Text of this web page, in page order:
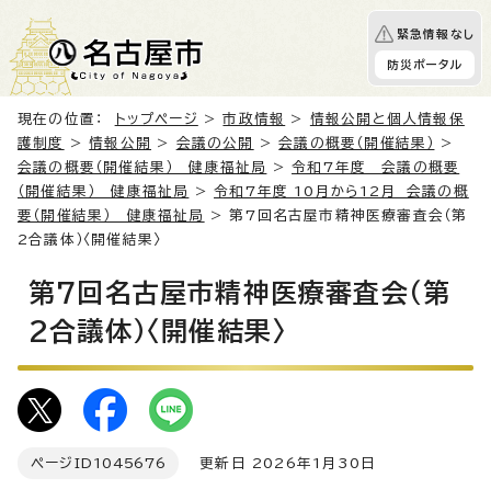
緊急情報なし
防災ポータル
現在の位置： トップページ >市政情報 > 情報公開と個人情報保
護制度
>情報公開 > 会議の公開 >会議の概要（開催結果）
>
会議の概要（開催結果） 健康福祉局
>令和7年度 会議の概要
（開催結果） 健康福祉局
>令和7年度 10月から12月 会議の概
要（開催結果） 健康福祉局
> 第7回名古屋市精神医療審査会（第
2合議体）〈開催結果〉
第7回名古屋市精神医療審査会（第
2合議体）〈開催結果〉
ページID 1045676 更新日 2026年1月30日